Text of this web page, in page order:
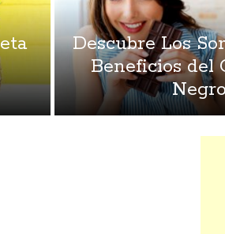
Descubre Los
Beneficios del
Negro